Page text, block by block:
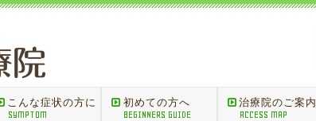
こんな症状の方に
SYMPTOM
初めての方へ
BEGINNERS GUIDE
治療院のご案内
ACCESS MAP